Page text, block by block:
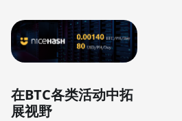
在BTC各类活动中拓
展视野